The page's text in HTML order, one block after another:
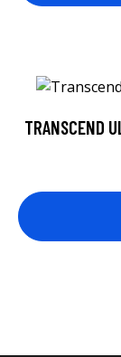
TRANSCEND